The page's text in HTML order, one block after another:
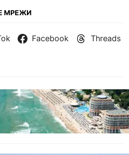
МРЕЖИ
Facebook Threads
карта показва всички водни